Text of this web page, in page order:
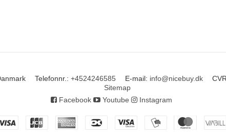
Telefonnr. : +4524246585 E-mail: info@nicebuy.dk
Sitemap
Facebook
Youtube Instagram